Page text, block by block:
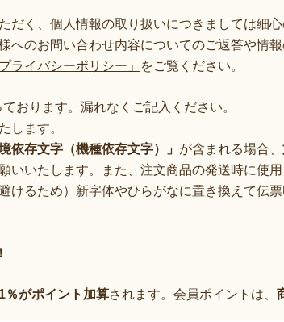
だく、個人情報の取り扱いにつきましては細心
へのお問い合わせ内容についてのご返答や情
プライバシーポリシー」 をご覧ください。
ております。漏れなくご記入ください。
します。
依存文字（機種依存文字）」 が含まれる場合、
いいたします。また、注文商品の発送時に使
けるため）新字体やひらがなに置き換えて伝
％がポイント加算されます。会員ポイントは、